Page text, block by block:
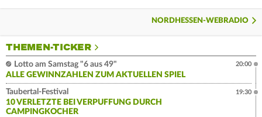
NORDHESSEN-WEBRADIO
THEMEN-TICKER
Lotto am Samstag "6 aus 49"
ALLE GEWINNZAHLEN ZUM AKTUELLEN SPIEL
20:00
Taubertal-Festival
10 VERLETZTE BEI VERPUFFUNG DURCH
CAMPINGKOCHER
19:30